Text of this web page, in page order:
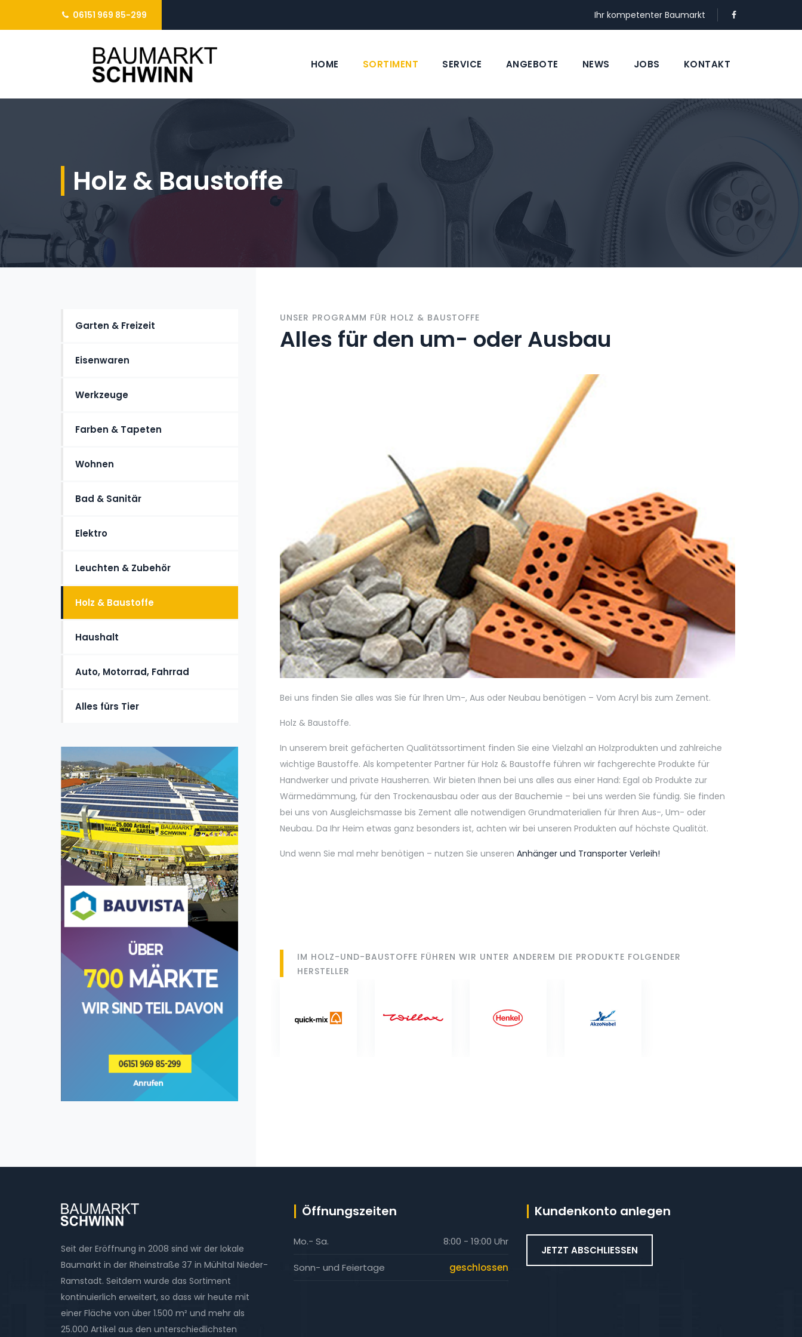
06151 969 85-299 Ihr kompetenter Baumarkt
HOME SORTIMENT SERVICE ANGEBOTE NEWS JOBS KONTAKT
Holz & Baustoffe
UNSER PROGRAMM FÜR HOLZ & BAUSTOFFE
Alles für den um- oder Ausbau
Bei uns finden Sie alles was Sie für Ihren Um-, Aus oder Neubau benötigen – Vom Acryl bis zum Zement.
Holz & Baustoffe.
In unserem breit gefächerten Qualitätssortiment finden Sie eine Vielzahl an Holzprodukten und zahlreiche
wichtige Baustoffe. Als kompetenter Partner für Holz & Baustoffe führen wir fachgerechte Produkte für
Handwerker und private Hausherren. Wir bieten Ihnen bei uns alles aus einer Hand: Egal ob Produkte zur
Wärmedämmung, für den Trockenausbau oder aus der Bauchemie – bei uns werden Sie fündig. Sie finden
bei uns von Ausgleichsmasse bis Zement alle notwendigen Grundmaterialien für Ihren Aus-, Um- oder
Neubau. Da Ihr Heim etwas ganz besonders ist, achten wir bei unseren Produkten auf höchste Qualität.
Und wenn Sie mal mehr benötigen – nutzen Sie unseren Anhänger und Transporter Verleih!
IM HOLZ-UND-BAUSTOFFE FÜHREN WIR UNTER ANDEREM DIE PRODUKTE FOLGENDER
HERSTELLER
Garten & Freizeit
Eisenwaren
Werkzeuge
Farben & Tapeten
Wohnen
Bad & Sanitär
Elektro
Leuchten & Zubehör
Holz & Baustoffe
Haushalt
Auto, Motorrad, Fahrrad
Alles fürs Tier
Seit der Eröffnung in 2008 sind wir der lokale
Baumarkt in der Rheinstraße 37 in Mühltal Nieder-
Ramstadt. Seitdem wurde das Sortiment
kontinuierlich erweitert, so dass wir heute mit
einer Fläche von über 1.500 m² und mehr als
25.000 Artikel aus den unterschiedlichsten
Öffnungszeiten
Mo.- Sa. 8:00 - 19:00 Uhr
Sonn- und Feiertage geschlossen
Kundenkonto anlegen
JETZT ABSCHLIESSEN